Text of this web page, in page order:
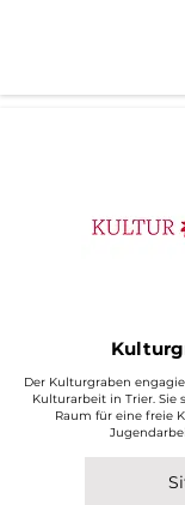
Der Kulturgraben
Kulturarbeit in Trier. Sie
Raum für eine freie